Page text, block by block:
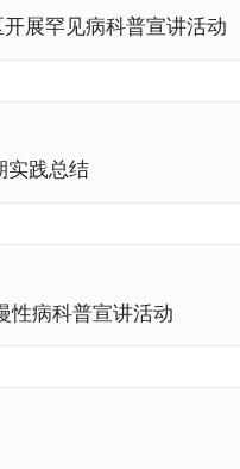
展罕见病科普宣讲活动
实践总结
性病科普宣讲活动